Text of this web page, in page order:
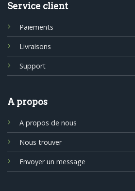
Service client
Paiements
Livraisons
Support
A propos
A propos de nous
Nous trouver
Envoyer un message